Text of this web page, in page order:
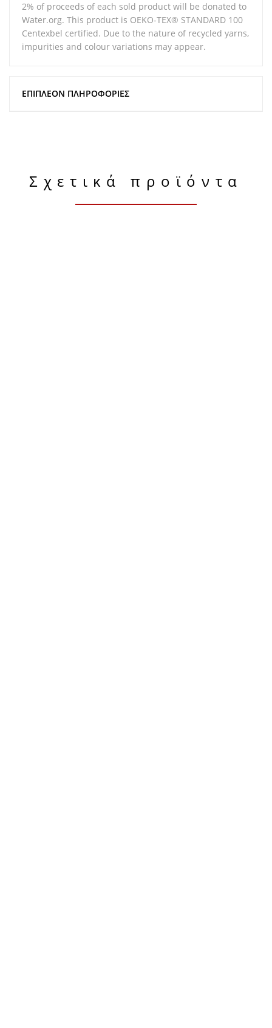
2% of proceeds of each sold product will be donated to
Water.org. This product is OEKO-TEX® STANDARD 100
Centexbel certified. Due to the nature of recycled yarns,
impurities and colour variations may appear.
ΕΠΙΠΛΈΟΝ ΠΛΗΡΟΦΟΡΊΕΣ
Σχετικά προϊόντα